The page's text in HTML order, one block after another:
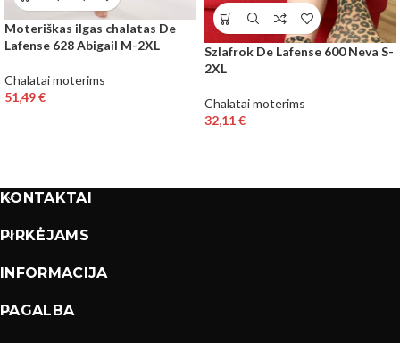
Moteriškas ilgas chalatas De
Lafense 628 Abigail M-2XL
Chalatai moterims
51,49€
Szlafrok De Lafense 600 Neva S-
2XL
Chalatai moterims
32,11€
KONTAKTAI
PIRKĖJAMS
INFORMACIJA
PAGALBA